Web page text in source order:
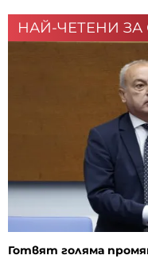
НАЙ-ЧЕТЕНИ
Готвят голяма